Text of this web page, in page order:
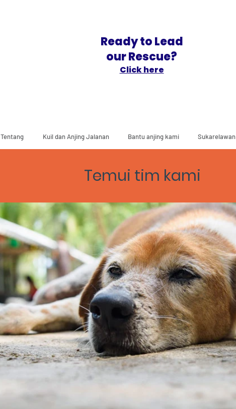
Ready to Lead
our Rescue?
Click here
Tentang Kuil dan Anjing Jalanan Bantu anjing kami Sukarelawan
Temui tim kami